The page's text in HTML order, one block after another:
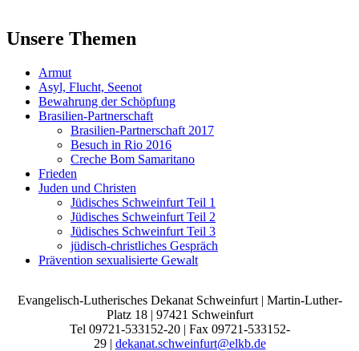
Unsere Themen
Armut
Asyl, Flucht, Seenot
Bewahrung der Schöpfung
Brasilien-Partnerschaft
Brasilien-Partnerschaft 2017
Besuch in Rio 2016
Creche Bom Samaritano
Frieden
Juden und Christen
Jüdisches Schweinfurt Teil 1
Jüdisches Schweinfurt Teil 2
Jüdisches Schweinfurt Teil 3
jüdisch-christliches Gespräch
Prävention sexualisierte Gewalt
Evangelisch-Lutherisches Dekanat Schweinfurt | Martin-Luther-
Platz 18 | 97421 Schweinfurt
Tel 09721-533152-20 | Fax 09721-533152-
29 | dekanat.schweinfurt@elkb.de